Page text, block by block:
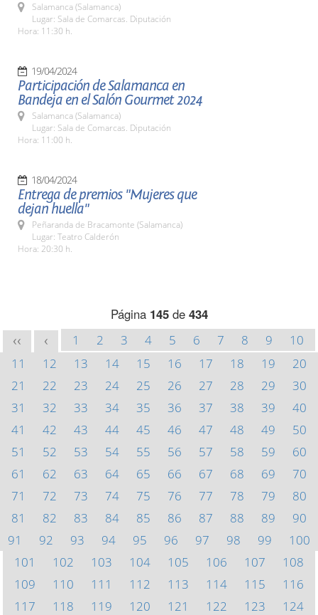
Salamanca (Salamanca)
Lugar: Sala de Comarcas. Diputación
Hora: 11:30 h.
19/04/2024
Participación de Salamanca en
Bandeja en el Salón Gourmet 2024
Salamanca (Salamanca)
Lugar: Sala de Comarcas. Diputación
Hora: 11:00 h.
18/04/2024
Entrega de premios "Mujeres que
dejan huella"
Peñaranda de Bracamonte (Salamanca)
Lugar: Teatro Calderón
Hora: 20:30 h.
Página 145de 434
<< < 1 2 3 4 5 6 7 8 9
10
11
12 13 14 15 16 17 18 19
20
21
22 23 24 25 26 27 28 29
30
31
32 33 34 35 36 37 38 39
40
41
42 43 44 45 46 47 48 49
50
51
52 53 54 55 56 57 58 59
60
61
62 63 64 65 66 67 68 69
70
71
72 73 74 75 76 77 78 79
80
81
82 83 84 85 86 87 88 89
90
91
92 93 94 95 96 97 98 99
100
101
102 103 104 105 106 107
108
109
110 111 112 113 114 115
116
117
118 119 120 121 122 123
124